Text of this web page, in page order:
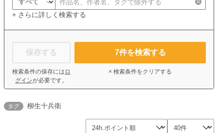
+ さらに詳しく検索する
保存する
検索条件の保存には ロ
グインが必要です。
7件を検索する
× 検索条件をクリアする
タグ 柳生十兵衛